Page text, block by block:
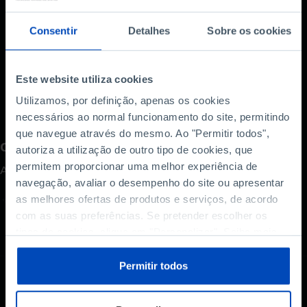
Consentir Detalhes Sobre os cookies
Este website utiliza cookies
Utilizamos, por definição, apenas os cookies
necessários ao normal funcionamento do site, permitindo
que navegue através do mesmo. Ao "Permitir todos",
autoriza a utilização de outro tipo de cookies, que
permitem proporcionar uma melhor experiência de
navegação, avaliar o desempenho do site ou apresentar
as melhores ofertas de produtos e serviços, de acordo
com as suas preferências. Se pretender escolher os
sobre cookies através da gestão de preferências ou da
Política de Cookies.
Permitir todos
neurodegenerativa mais comum.
perca este episódio [IN]Pertinente.
Como avalia este conteúdo?
A sua opinião é importante.